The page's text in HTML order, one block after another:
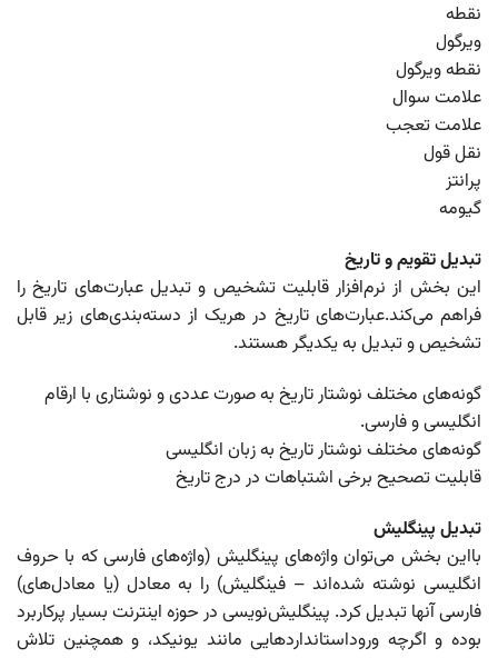
نقطه
ویرگول
نقطه ویرگول
علامت سوال
علامت تعجب
نقل قول
پرانتز
گیومه
تبدیل تقویم و تاریخ
این بخش از نرم‌افزار قابلیت تشخیص و تبدیل عبارت‌های تاریخ را
فراهم می‌کند.عبارت‌ها‌ی تاریخ در هریک از دسته‌بندی‌های زیر قابل
تشخیص و تبدیل به یکدیگر هستند.
گونه‌های مختلف نوشتار تاریخ به صورت عددی و نوشتاری با ارقام
انگلیسی و فارسی.
گونه‌های مختلف نوشتار تاریخ به زبان انگلیسی
قابلیت تصحیح برخی اشتباهات در درج تاریخ
تبدیل پینگلیش
بااین بخش می‌توان واژه‌های پینگلیش (واژه‌های فارسی که با حروف
انگلیسی نوشته شده‌اند – فینگلیش) را به معادل (یا معادل‌های)
فارسی آنها تبدیل کرد. پینگلیش‌نویسی در حوزه‌ اینترنت بسیار پرکاربرد
بوده و اگرچه وروداستانداردهایی مانند یونیکد، و همچنین تلاش